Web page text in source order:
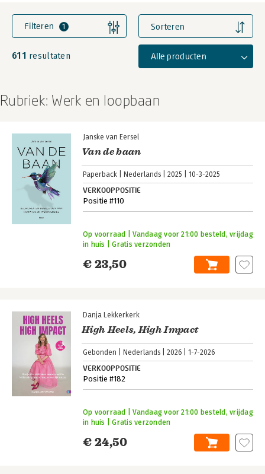
Filteren 1 Sorteren
611 resultaten Alle producten
Rubriek: Werk en loopbaan
Janske van Eersel
Van de baan
Paperback Nederlands 2025 10-3-2025
VERKOOPPOSITIE
Positie #110
€ 23,50
Op voorraad | Vandaag voor 21:00 besteld, vrijdag
in huis | Gratis verzonden
Danja Lekkerkerk
High Heels, High Impact
Gebonden Nederlands 2026 1-7-2026
VERKOOPPOSITIE
Positie #182
€ 24,50
Op voorraad | Vandaag voor 21:00 besteld, vrijdag
in huis | Gratis verzonden